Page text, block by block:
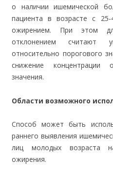
о наличии ишемической
пациента в возрасте с
ожирением. При этом
отклонением считают
относительно порогового
снижение концентрации
значения.
Области возможного
Способ может быть
раннего выявления
лиц молодых возраста
ожирения.